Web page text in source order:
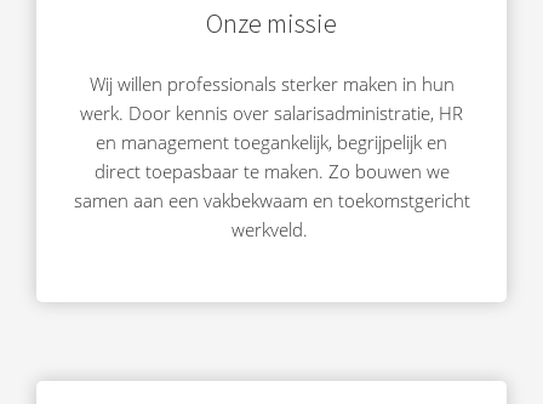
Onze missie
Wij willen professionals sterker maken in hun
werk. Door kennis over salarisadministratie, HR
en management toegankelijk, begrijpelijk en
direct toepasbaar te maken. Zo bouwen we
samen aan een vakbekwaam en toekomstgericht
werkveld.